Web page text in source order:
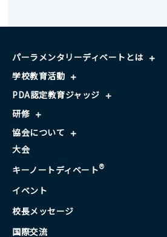
パーラメンタリーディベートとは
学校教育活動
PDA認定教育ジャッジ
研修
協会について
大会
キーノートディベート®
イベント
校長メッセージ
国際交流